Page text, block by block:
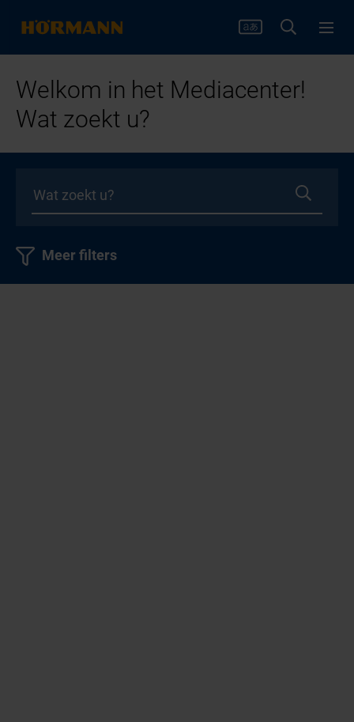
Welkom in het Mediacenter!
Wat zoekt u?
Meer filters